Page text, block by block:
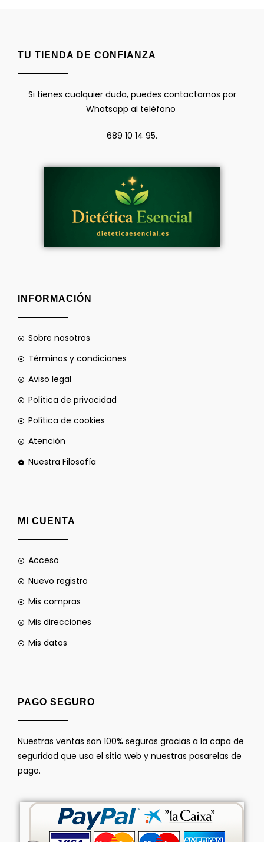
TU TIENDA DE CONFIANZA
Si tienes cualquier duda, puedes contactarnos por
Whatsapp al teléfono
689 10 14 95.
INFORMACIÓN
Sobre nosotros
Términos y condiciones
Aviso legal
Política de privacidad
Política de cookies
Atención
Nuestra Filosofía
MI CUENTA
Acceso
Nuevo registro
Mis compras
Mis direcciones
Mis datos
PAGO SEGURO
Nuestras ventas son 100% seguras gracias a la capa de
seguridad que usa el sitio web y nuestras pasarelas de
pago.